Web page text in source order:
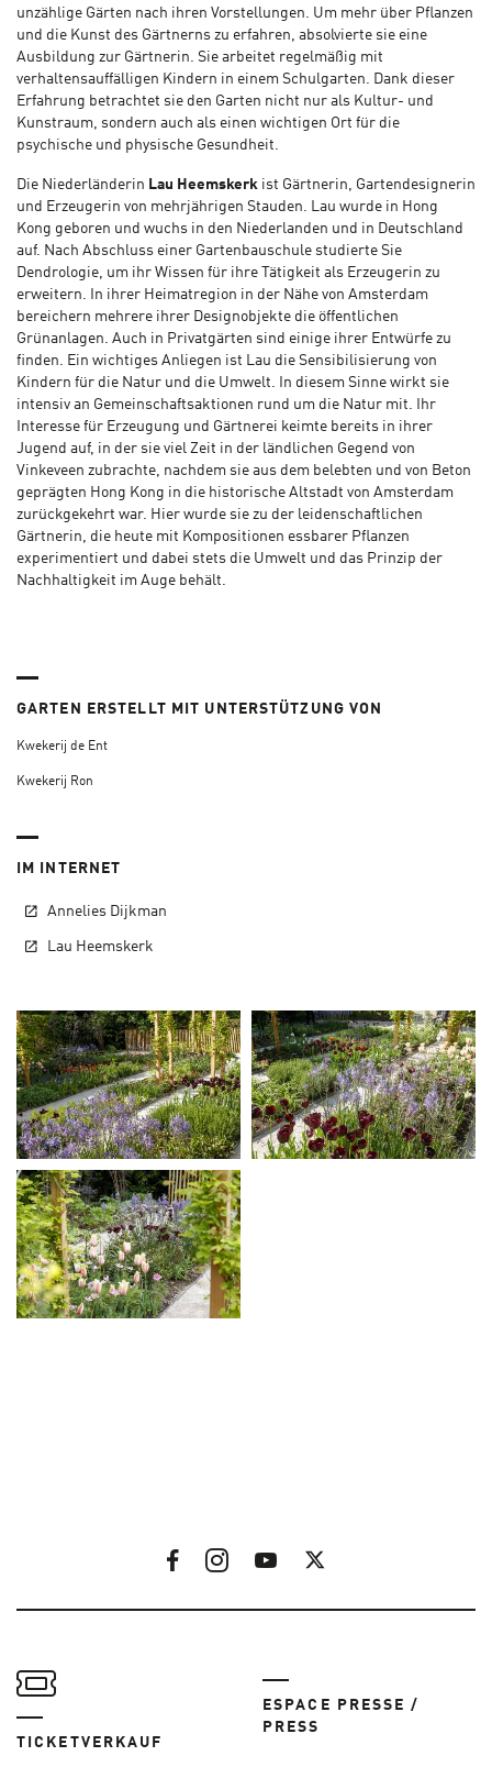
unzählige Gärten nach ihren Vorstellungen. Um mehr über Pflanzen
und die Kunst des Gärtnerns zu erfahren, absolvierte sie eine
Ausbildung zur Gärtnerin. Sie arbeitet regelmäßig mit
verhaltensauffälligen Kindern in einem Schulgarten. Dank dieser
Erfahrung betrachtet sie den Garten nicht nur als Kultur- und
Kunstraum, sondern auch als einen wichtigen Ort für die
psychische und physische Gesundheit.
Die Niederländerin Lau Heemskerk ist Gärtnerin, Gartendesignerin
und Erzeugerin von mehrjährigen Stauden. Lau wurde in Hong
Kong geboren und wuchs in den Niederlanden und in Deutschland
auf. Nach Abschluss einer Gartenbauschule studierte Sie
Dendrologie, um ihr Wissen für ihre Tätigkeit als Erzeugerin zu
erweitern. In ihrer Heimatregion in der Nähe von Amsterdam
bereichern mehrere ihrer Designobjekte die öffentlichen
Grünanlagen. Auch in Privatgärten sind einige ihrer Entwürfe zu
finden. Ein wichtiges Anliegen ist Lau die Sensibilisierung von
Kindern für die Natur und die Umwelt. In diesem Sinne wirkt sie
intensiv an Gemeinschaftsaktionen rund um die Natur mit. Ihr
Interesse für Erzeugung und Gärtnerei keimte bereits in ihrer
Jugend auf, in der sie viel Zeit in der ländlichen Gegend von
Vinkeveen zubrachte, nachdem sie aus dem belebten und von Beton
geprägten Hong Kong in die historische Altstadt von Amsterdam
zurückgekehrt war. Hier wurde sie zu der leidenschaftlichen
Gärtnerin, die heute mit Kompositionen essbarer Pflanzen
experimentiert und dabei stets die Umwelt und das Prinzip der
Nachhaltigkeit im Auge behält.
GARTEN ERSTELLT MIT UNTERSTÜTZUNG VON
Kwekerij de Ent
Kwekerij Ron
IM INTERNET
Annelies Dijkman
Lau Heemskerk
TICKETVERKAUF
ESPACE PRESSE /
PRESS